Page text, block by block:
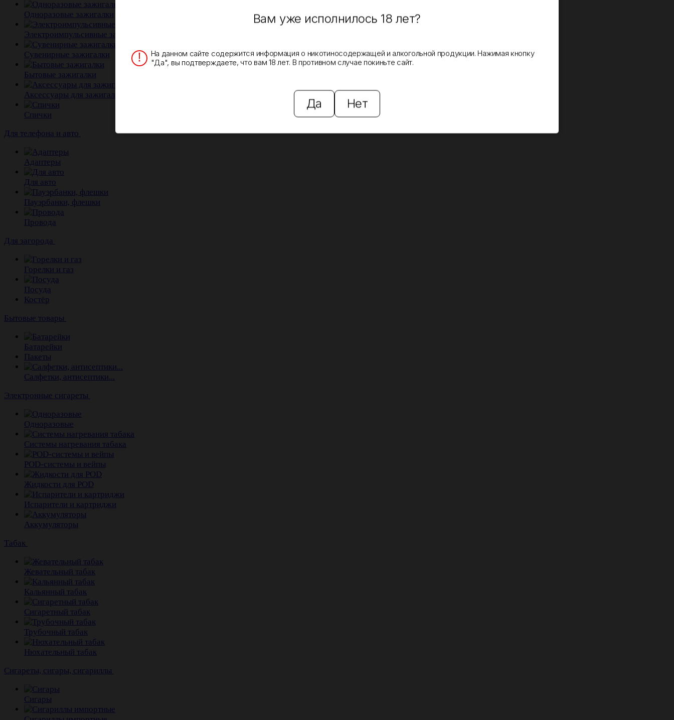
Одноразовые зажигалки
Электроимпульсивные зажигалки
Сувенирные зажигалки
Бытовые зажигалки
Аксессуары для зажигалок
Спички
Для телефона и авто
Адаптеры
Для авто
Пауэрбанки, флешки
Провода
Для загорода
Горелки и газ
Посуда
Костёр
Бытовые товары
Батарейки
Пакеты
Салфетки, антисептики...
Электронные сигареты
Одноразовые
Системы нагревания табака
POD-системы и вейпы
Жидкости для POD
Испарители и картриджи
Аккумуляторы
Табак
Жевательный табак
Кальянный табак
Сигаретный табак
Трубочный табак
Нюхательный табак
Cигареты, сигары, сигариллы
Сигары
Вам уже исполнилось 18 лет?
На данном сайте содержится информация о никотиносодержащей и алкогольной продукции. Нажимая кнопку
"Да", вы подтверждаете, что вам 18 лет. В противном случае покиньте сайт.
Да Нет